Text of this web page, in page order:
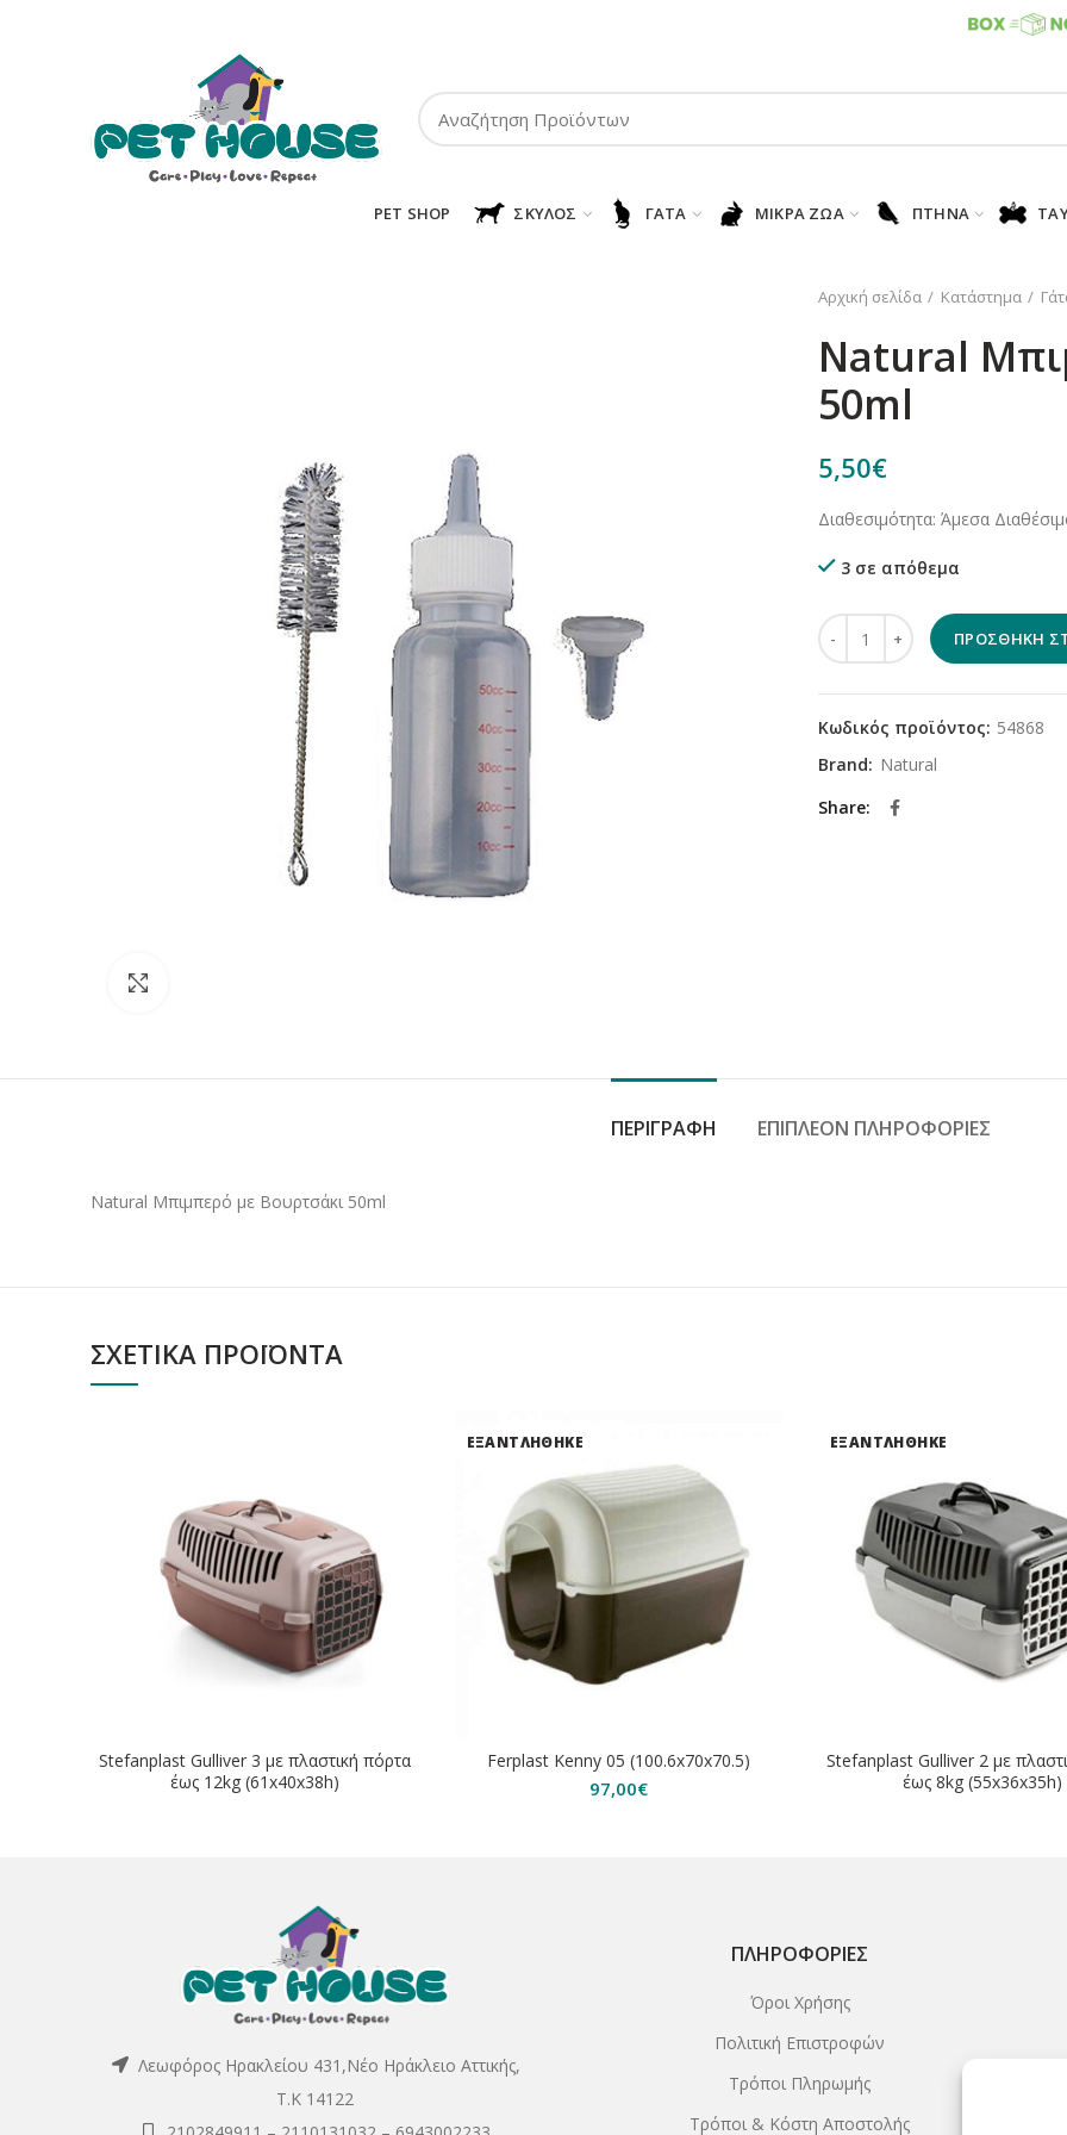
PET SHOP ΣΚΎΛΟΣ ΓΆΤΑ ΜΙΚΡΆ ΖΏΑ ΠΤΗΝΆ
Αρχική σελίδα Κατάστημα
Natural
50ml
5,50€
Διαθεσιμότητα: Άμεσα
3 σε απόθεμα
Natural Μπιμπερό με
ΠΡΟΣΘΉΚΗ
Κωδικός προϊόντος: 54868
Brand: Natural
Share
ΠΕΡΙΓΡΑΦΉ ΕΠΙΠΛΈΟΝ ΠΛΗΡΟΦΟΡΊΕΣ
Natural Μπιμπερό με Βουρτσάκι 50ml
ΣΧΕΤΙΚΆ ΠΡΟΪΌΝΤΑ
Stefanplast Gulliver 3 με πλαστική πόρτα
έως 12kg (61x40x38h)
ΕΞΑΝΤΛΗΘΗΚΕ
Ferplast Kenny 05 (100.6x70x70.5)
97,00€
ΕΞΑΝΤΛΗΘΗΚΕ
Stefanplast Gulliver 2 με
έως 8kg (55x36x35h)
Λεωφόρος Ηρακλείου 431,Νέο Ηράκλειο Αττικής,
Τ.Κ 14122
ΠΛΗΡΟΦΟΡΊΕΣ
Όροι Χρήσης
Πολιτική Επιστροφών
Τρόποι Πληρωμής
Τρόποι & Κόστη Αποστολής